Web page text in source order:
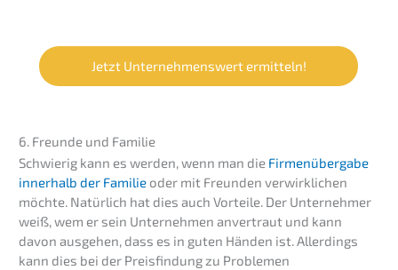
Jetzt Unter­neh­mens­wert ermitteln!
6. Freun­de und Familie
Schwie­rig kann es werden, wenn man die Firmen­über­ga­be
inner­halb der Familie oder mit Freun­den verwirk­li­chen
möchte. Natür­lich hat dies auch Vortei­le. Der Unter­neh­mer
weiß, wem er sein Unter­neh­men anver­traut und kann
davon ausge­hen, dass es in guten Händen ist. Aller­dings
kann dies bei der Preis­fin­dung zu Proble­men